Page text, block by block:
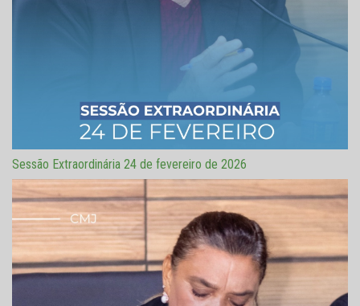
Sessão Extraordinária 24 de fevereiro de 2026